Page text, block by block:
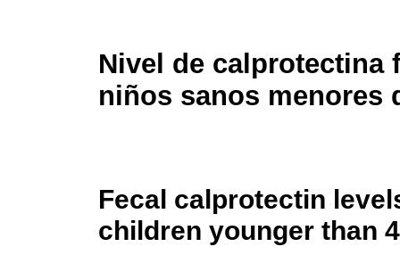
Nivel de calprotectina
niños sanos menores
Fecal calprotectin
children younger than